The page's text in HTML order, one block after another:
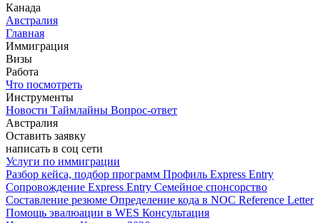
Канада
Австралия
Главная
Иммиграция
Визы
Работа
Что посмотреть
Инструменты
Новости Таймлайны Вопрос-ответ
Австралия
Оставить заявку
написать в соц сети
Услуги по иммиграции
Разбор кейса, подбор программ Профиль Express Entry
Сопровождение Express Entry Семейное спонсорство
Составление резюме Определение кода в NOC Reference Letter
Помощь эвалюации в WES Консультация